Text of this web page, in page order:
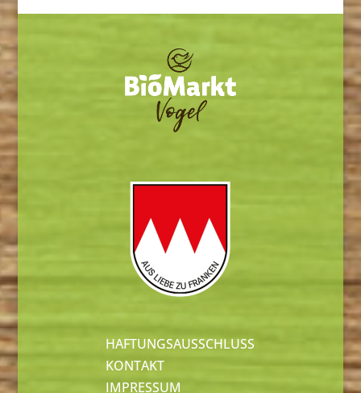
HAFTUNGSAUSSCHLUSS
KONTAKT
IMPRESSUM